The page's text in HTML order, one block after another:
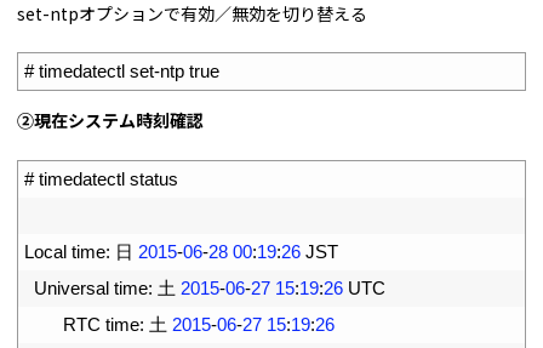
set-ntpオプションで有効／無効を切り替える
# timedatectl set-ntp true
②現在システム時刻確認
# timedatectl status
Local time: 日 2015-06-28 00:19:26 JST
Universal time: 土 2015-06-27 15:19:26 UTC
RTC time: 土 2015-06-27 15:19:26